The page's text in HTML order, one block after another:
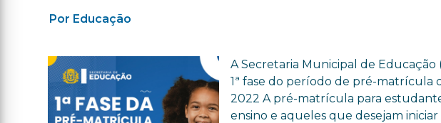
Por Educação
A Secretaria Municipal de Educação
1ª fase do período de pré-matrícula
2022 A pré-matrícula para
ensino e aqueles que desejam